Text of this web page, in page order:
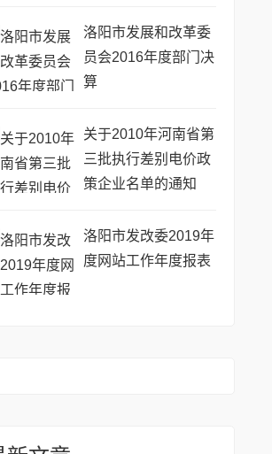
洛阳市发展和改革委
员会2016年度部门决
算
关于2010年河南省第
三批执行差别电价政
策企业名单的通知
洛阳市发改委2019年
度网站工作年度报表